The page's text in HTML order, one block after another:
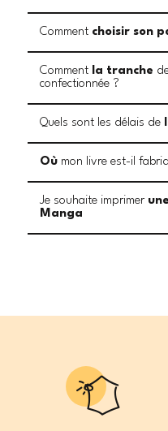
Comment choisir son
Comment la tranche
confectionnée ?
Quels sont les délais de
Oùmon livre est-il
Je souhaite imprimer
Manga